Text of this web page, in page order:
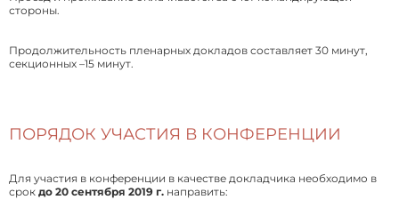
стороны.
Продолжительность пленарных докладов составляет 30 минут,
секционных –15 минут.
ПОРЯДОК УЧАСТИЯ В КОНФЕРЕНЦИИ
Для участия в конференции в качестве докладчика необходимо в
срок до 20 сентября 2019 г. направить: